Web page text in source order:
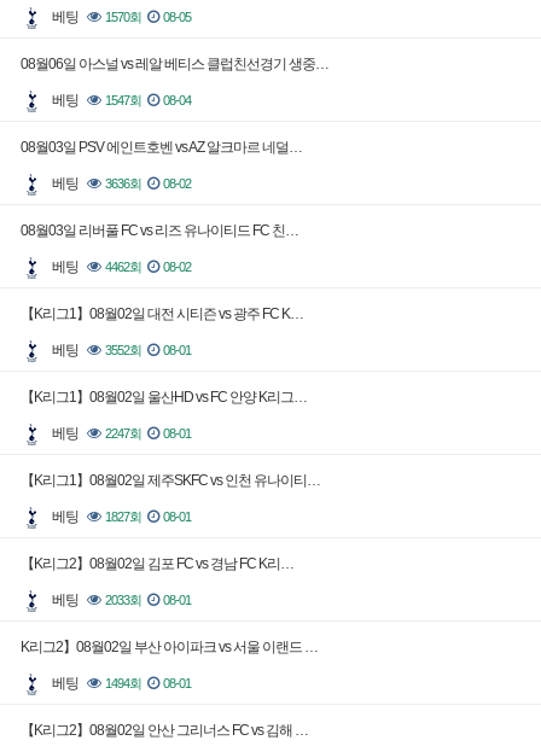
베팅 1570회 08-05
08월06일 아스널 vs 레알 베티스 클럽친선경기 생중…
베팅 1547회 08-04
08월03일 PSV 에인트호벤 vs AZ 알크마르 네덜…
베팅 3636회 08-02
08월03일 리버풀 FC vs 리즈 유나이티드 FC 친…
베팅 4462회 08-02
【K리그1】08월02일 대전 시티즌 vs 광주 FC K…
베팅 3552회 08-01
【K리그1】08월02일 울산HD vs FC 안양 K리그…
베팅 2247회 08-01
【K리그1】08월02일 제주SKFC vs 인천 유나이티…
베팅 1827회 08-01
【K리그2】08월02일 김포 FC vs 경남 FC K리…
베팅 2033회 08-01
K리그2】08월02일 부산 아이파크 vs 서울 이랜드 …
베팅 1494회 08-01
【K리그2】08월02일 안산 그리너스 FC vs 김해 …